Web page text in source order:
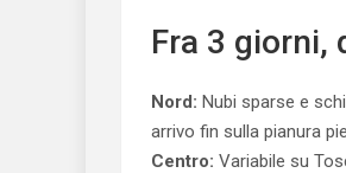
Fra 3 giorni,
Nord: Nubi sparse e
arrivo fin sulla pianura
Centro: Variabile su